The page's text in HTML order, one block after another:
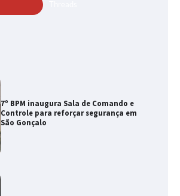
7º BPM inaugura Sala de Comando e
Controle para reforçar segurança em
São Gonçalo